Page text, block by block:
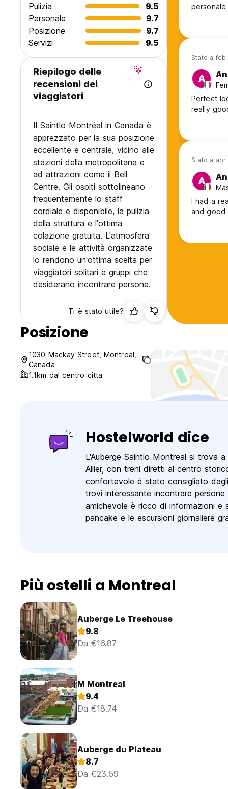
Pulizia
9.5
Personale
9.7
Posizione
9.7
Servizi
9.5
Riepilogo delle
recensioni dei
viaggiatori
Il Saintlo Montréal in Canada è
apprezzato per la sua posizione
eccellente e centrale, vicino alle
stazioni della metropolitana e
ad attrazioni come il Bell
Centre. Gli ospiti sottolineano
frequentemente lo staff
cordiale e disponibile, la pulizia
della struttura e l'ottima
colazione gratuita. L'atmosfera
sociale e le attività organizzate
lo rendono un'ottima scelta per
viaggiatori solitari e gruppi che
desiderano incontrare persone.
Ti è stato utile?
Stato a feb
A
Perfect
Stato a apr
A
I had a
and good
Posizione
1030 Mackay Street, Montreal,
Canada
1.1km dal centro citta
Hostelworld dice
L'Auberge Saintlo Montreal si trova
Allier, con treni diretti al centro
confortevole è stato consigliato
trovi interessante incontrare
amichevole è ricco di informazioni e
pancake e le escursioni giornaliere
Più ostelli a Montreal
Auberge Le Treehouse
9.8
Da €16.87
M Montreal
9.4
Da €18.74
Auberge du Plateau
8.7
Da €23.59